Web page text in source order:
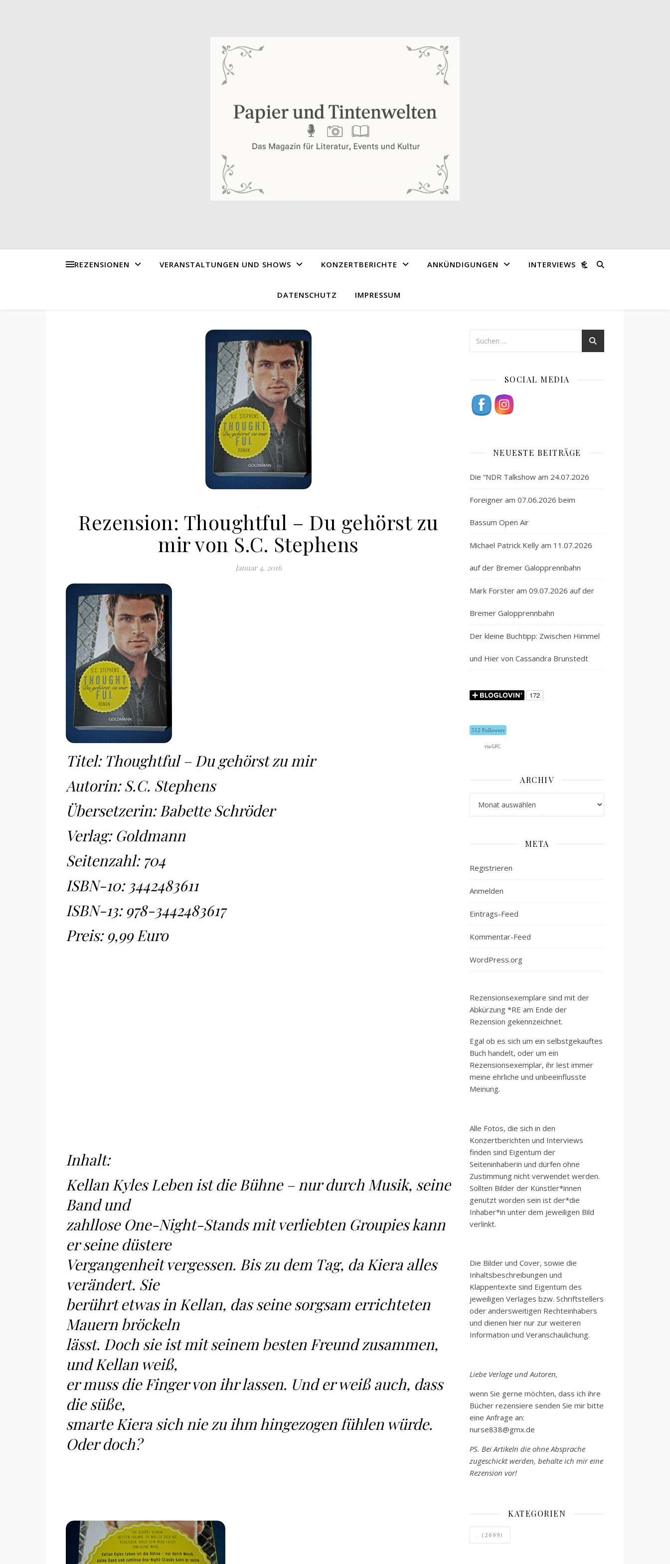
REZENSIONEN VERANSTALTUNGEN UND SHOWS KONZERTBERICHTE ANKÜNDIGUNGEN INTERVIEWS
DATENSCHUTZ IMPRESSUM
.
Rezension: Thoughtful – Du gehörst zu
mir von S.C. Stephens
Januar 4, 2016
Titel: Thoughtful – Du gehörst zu mir
Autorin: S.C. Stephens
Übersetzerin: Babette Schröder
Verlag: Goldmann
Seitenzahl: 704
ISBN-10: 3442483611
ISBN-13: 978-3442483617
Preis: 9,99 Euro
Inhalt:
Kellan Kyles Leben ist die Bühne – nur durch Musik, seine
Band und
zahllose One-Night-Stands mit verliebten Groupies kann
er seine düstere
Vergangenheit vergessen. Bis zu dem Tag, da Kiera alles
verändert. Sie
berührt etwas in Kellan, das seine sorgsam errichteten
Mauern bröckeln
lässt. Doch sie ist mit seinem besten Freund zusammen,
und Kellan weiß,
er muss die Finger von ihr lassen. Und er weiß auch, dass
die süße,
smarte Kiera sich nie zu ihm hingezogen fühlen würde.
Oder doch?
SOCIAL MEDIA
NEUESTE BEITRÄGE
Die “NDR Talkshow am 24.07.2026
Foreigner am 07.06.2026 beim
Bassum Open Air
Michael Patrick Kelly am 11.07.2026
auf der Bremer Galopprennbahn
Mark Forster am 09.07.2026 auf der
Bremer Galopprennbahn
Der kleine Buchtipp: Zwischen Himmel
und Hier von Cassandra Brunstedt
512 Followers
via GFC
ARCHIV
META
Registrieren
Anmelden
Eintrags-Feed
Kommentar-Feed
WordPress.org
Rezensionsexemplare sind mit der
Abkürzung *RE am Ende der
Rezension gekennzeichnet.
Egal ob es sich um ein selbstgekauftes
Buch handelt, oder um ein
Rezensionsexemplar, ihr lest immer
meine ehrliche und unbeeinflusste
Meinung.
Alle Fotos, die sich in den
Konzertberichten und Interviews
finden sind Eigentum der
Seiteninhaberin und dürfen ohne
Zustimmung nicht verwendet werden.
Sollten Bilder der Künstler*innen
genutzt worden sein ist der*die
Inhaber*in unter dem jeweiligen Bild
verlinkt.
Die Bilder und Cover, sowie die
Inhaltsbeschreibungen und
Klappentexte sind Eigentum des
jeweiligen Verlages bzw. Schriftstellers
oder andersweitigen Rechteinhabers
und dienen hier nur zur weiteren
Information und Veranschaulichung.
Liebe Verlage und Autoren,
wenn Sie gerne möchten, dass ich ihre
Bücher rezensiere senden Sie mir bitte
eine Anfrage an:
nurse838@gmx.de
PS. Bei Artikeln die ohne Absprache
zugeschickt werden, behalte ich mir eine
Rezension vor!
KATEGORIEN
. (2699)